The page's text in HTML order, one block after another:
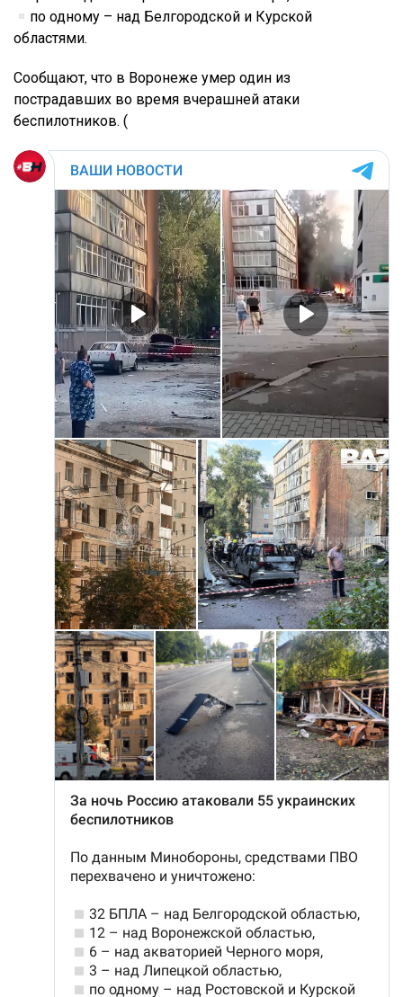
по одному – над Белгородской и Курской
областями.
Сообщают, что в Воронеже умер один из
пострадавших во время вчерашней атаки
беспилотников. (